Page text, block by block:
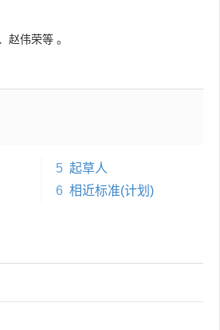
赵伟荣等 。
5 起草人
6 相近标准(计划)